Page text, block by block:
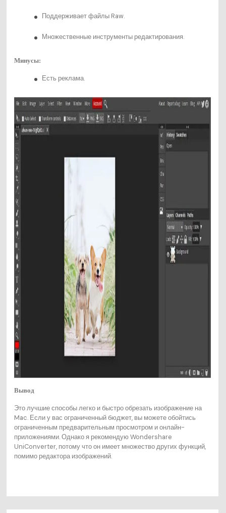
Поддерживает файлы Raw.
Множественные инструменты редактирования.
Минусы:
Есть реклама.
Вывод
Это лучшие способы легко и быстро обрезать изображение на
Mac. Если у вас ограниченный бюджет, вы можете обойтись
ограниченным предварительным просмотром и онлайн-
приложениями. Однако я рекомендую Wondershare
UniConverter, потому что он имеет множество других функций,
помимо редактора изображений.